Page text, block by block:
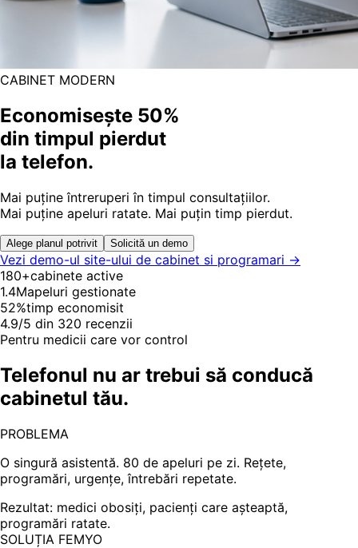
CABINET MODERN
Economisește 50%
din timpul pierdut
la telefon.
Mai puține întreruperi în timpul consultațiilor.
Mai puține apeluri ratate. Mai puțin timp pierdut.
Alege planul potrivit Solicită un demo
Vezi demo-ul site-ului de cabinet si programari →
180+cabinete active
1.4Mapeluri gestionate
52%timp economisit
4.9/5 din 320 recenzii
Pentru medicii care vor control
Telefonul nu ar trebui să conducă
cabinetul tău.
PROBLEMA
O singură asistentă. 80 de apeluri pe zi. Rețete,
programări, urgențe, întrebări repetate.
Rezultat: medici obosiți, pacienți care așteaptă,
programări ratate.
SOLUȚIA FEMYO